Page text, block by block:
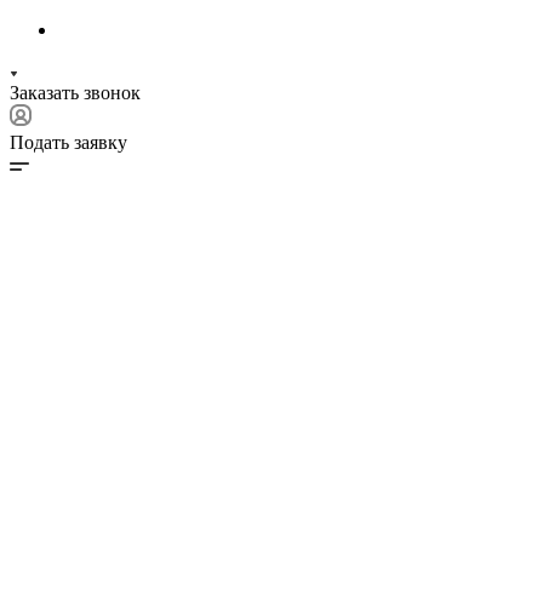
Заказать звонок
Подать заявку